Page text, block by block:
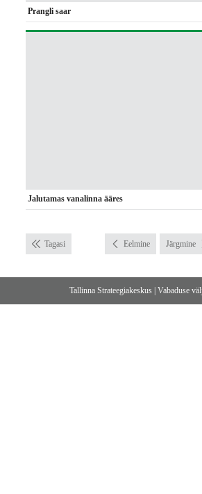
Prangli saar
Jalutamas vanalinna ääres
Tagasi Eelmine Järgmine
Tallinna Strateegiakeskus Vabaduse